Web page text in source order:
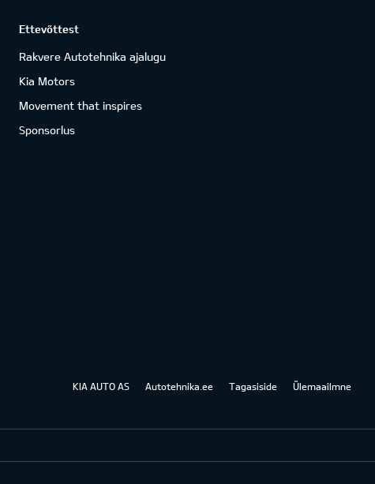
Ettevõttest
Rakvere Autotehnika ajalugu
Kia Motors
Movement that inspires
Sponsorlus
KIA AUTO AS Autotehnika.ee Tagasiside Ülemaailmne